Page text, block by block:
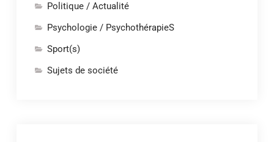
Politique / Actualité
Psychologie / PsychothérapieS
Sport(s)
Sujets de société